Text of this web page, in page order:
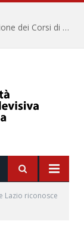
Università per Stranieri di Siena – Inaugurazione dei Corsi di Lingua e Cultura Italiana, 109a annata
Lazio riconosce